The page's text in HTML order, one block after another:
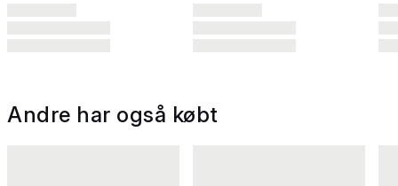
Andre har også købt